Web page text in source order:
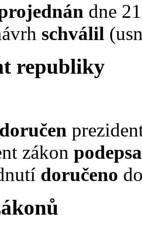
dne
schválil
republiky
doručen
zákon
doručeno